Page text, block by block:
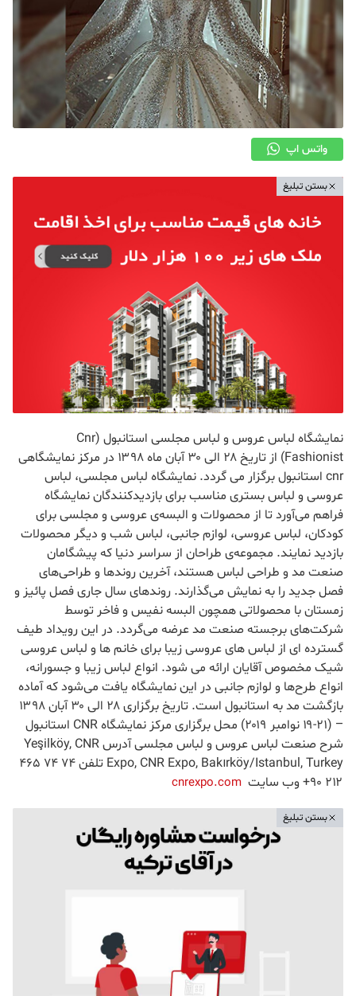
واتس اپ
بستن تبلیغ
نمایشگاه لباس عروس و لباس مجلسی استانبول (Cnr
Fashionist) از تاریخ ۲۸ الی ۳۰ آبان ماه ۱۳۹۸ در مرکز نمایشگاهی
cnr استانبول برگزار می گردد. نمایشگاه لباس مجلسی، لباس
عروسی و لباس بستری مناسب برای بازدیدکنندگان نمایشگاه
فراهم می‌آورد تا از محصولات و البسه‌ی عروسی و مجلسی برای
کودکان، لباس عروسی، لوازم جانبی، لباس شب و دیگر محصولات
بازدید نمایند. مجموعه‌ی طراحان از سراسر دنیا که پیشگامان
صنعت مد و طراحی لباس هستند، آخرین روندها و طراحی‌های
فصل جدید را به نمایش می‌گذارند. روندهای سال جاری فصل پائیز و
زمستان با محصولاتی همچون البسه نفیس و فاخر توسط
شرکت‌های برجسته صنعت مد عرضه می‌گردد. در این رویداد طیف
گسترده ای از لباس های عروسی زیبا برای خانم ها و لباس عروسی
شیک مخصوص آقایان ارائه می شود. انواع لباس زیبا و جسورانه،
انواع طرح‌ها و لوازم جانبی در این نمایشگاه یافت می‌شود که آماده
بازگشت مد به استانبول است. تاریخ برگزاری ۲۸ الی ۳۰ آبان ۱۳۹۸
– (۲۱-۱۹ نوامبر ۲۰۱۹) محل برگزاری مرکز نمایشگاه CNR استانبول
شرح صنعت لباس عروس و لباس مجلسی آدرس Yeşilköy, CNR
Expo, CNR Expo, Bakırköy/Istanbul, Turkey تلفن ۷۴ ۷۴ ۴۶۵
۲۱۲ ۹۰+ وب سایت
cnrexpo.com
بستن تبلیغ